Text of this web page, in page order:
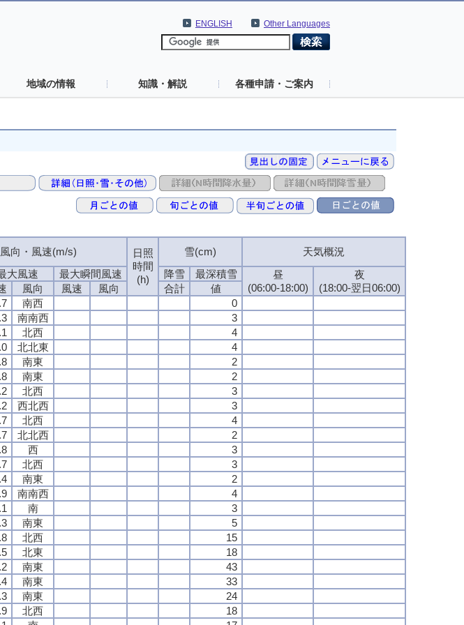
Other Languages
ENGLISH
地域の情報 知識・解説 各種申請・ご案内
風向・風速(m/s)
日照
時間
(h)
雪(cm) 天気概況
大風速 最大瞬間風速 降雪 最深積雪
昼
(06:00-18:00)
夜
(18:00-翌日06:00)
風向 風速 風向 合計
値
南西
0
南南西
3
北西
4
北北東
4
南東
2
南東
2
北西
3
西北西
3
北西
4
北北西
2
西
3
北西
3
南東
2
南南西
4
南
3
南東
5
北西
15
北東
18
南東
43
南東
33
南東
24
北西
18